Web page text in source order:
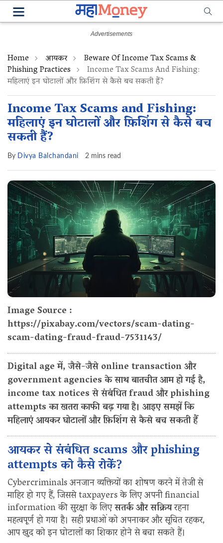
Home आयकर Beware Of Income Tax Scams &
Phishing Practices Income Tax Scams And Fishing:
महिलाएं इन घोटालों और फ़िशिंग से कैसे बच सकती हैं?
Income Tax Scams and Fishing:
महिलाएं इन घोटालों और फ़िशिंग से कैसे बच
सकती हैं?
By Divya Balchandani 2 mins read
Image Source :
https://pixabay.com/vectors/scam-dating-
scam-dating-fraud-fraud-7531143/
Digital age में, जैसे-जैसे online transaction और
government agencies के साथ बातचीत आम हो गई है,
income tax notices से संबंधित fraud और phishing
attempts का खतरा काफी बढ़ गया है। आइए समझें कि
महिलाएं आयकर घोटालों और फ़िशिंग से कैसे बच सकती हैं
आयकर से संबंधित scams और phishing
attempts को कैसे रोकें?
Cybercriminals अनजान व्यक्तियों का शोषण करने में तेजी से
माहिर हो गए हैं, जिससे taxpayers के लिए अपनी financial
information की सुरक्षा के लिएसतर्क और सक्रियरहना
महत्वपूर्ण हो गया है। सही प्रथाओं को अपनाकर और सूचित रहकर,
आप खुद को इन घोटालों का शिकार होने से बचा सकते हैं।